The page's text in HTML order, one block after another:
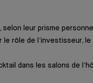
leur prisme
rôle de l’investisseur,
dans les salons de